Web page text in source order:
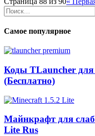
Найти:
Самое популярное
Коды TLauncher
(Бесплатно)
Майнкрафт для
Lite Rus